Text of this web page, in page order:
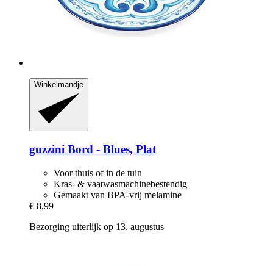
Winkelmandje
guzzini Bord -​ Blues, Plat
Voor thuis of in de tuin
Kras- & vaatwasmachinebestendig
Gemaakt van BPA-vrij melamine
€ 8,99
Bezorging uiterlijk op 13. augustus